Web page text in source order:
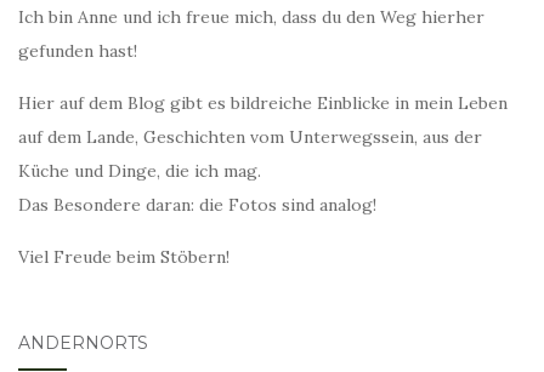
Ich bin Anne und ich freue mich, dass du den Weg hierher
gefunden hast!
Hier auf dem Blog gibt es bildreiche Einblicke in mein Leben
auf dem Lande, Geschichten vom Unterwegssein, aus der
Küche und Dinge, die ich mag.
Das Besondere daran: die Fotos sind analog!
Viel Freude beim Stöbern!
ANDERNORTS